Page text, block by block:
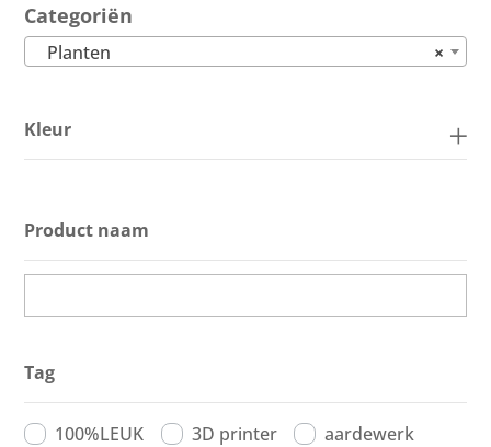
Categoriën
×
Planten
Kleur
Product naam
Tag
100%LEUK 3D printer
aardewerk